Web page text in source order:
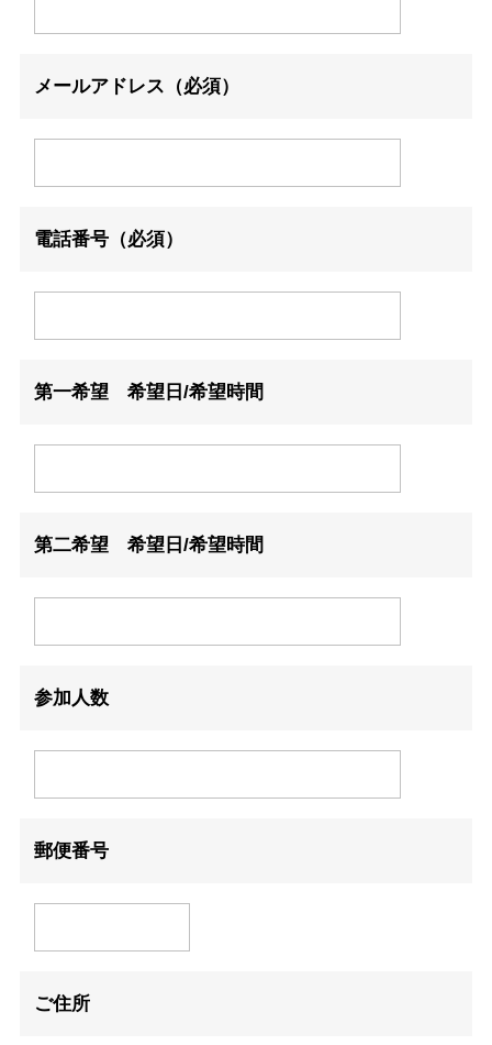
メールアドレス（必須）
電話番号（必須）
第一希望 希望日/希望時間
第二希望 希望日/希望時間
参加人数
郵便番号
ご住所